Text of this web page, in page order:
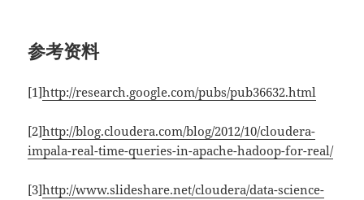
参考资料
[1]http://research.google.com/pubs/pub36632.html
[2]http://blog.cloudera.com/blog/2012/10/cloudera-
impala-real-time-queries-in-apache-hadoop-for-real/
[3]http://www.slideshare.net/cloudera/data-science-